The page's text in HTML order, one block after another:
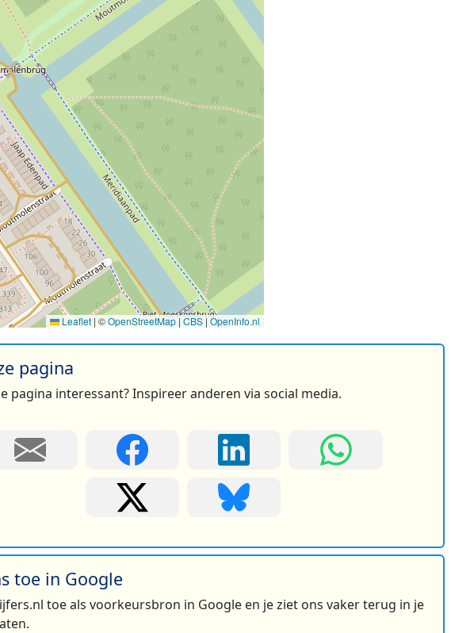
Leaflet | ©OpenStreetMap|CBS|OpenInfo.nl
pagina
pagina interessant? Inspireer anderen via social media.
toe in Google
toe als voorkeursbron in Google en je ziet ons vaker terug in je